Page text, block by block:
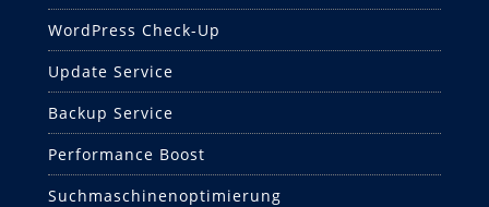
WordPress Check-Up
Update Service
Backup Service
Performance Boost
Suchmaschinen­optimierung